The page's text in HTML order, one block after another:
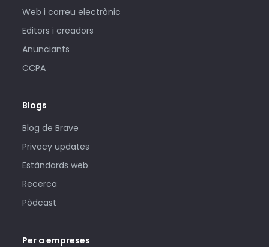
Web i correu electrònic
Editors i creadors
Anunciants
CCPA
Blogs
Blog de Brave
Privacy updates
Estàndards web
Recerca
Pòdcast
Per a empreses